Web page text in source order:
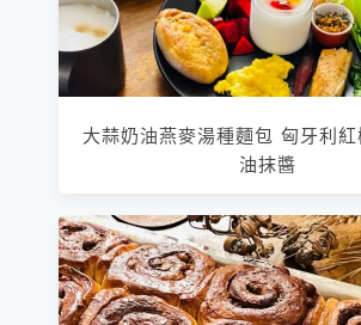
大蒜奶油燕麥湯種麵包 匈牙利紅
油抹醬